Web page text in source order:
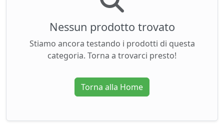
Nessun prodotto trovato
Stiamo ancora testando i prodotti di questa
categoria. Torna a trovarci presto!
Torna alla Home